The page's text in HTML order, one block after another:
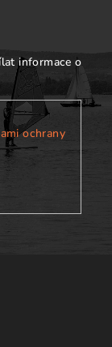
informace o
ochrany